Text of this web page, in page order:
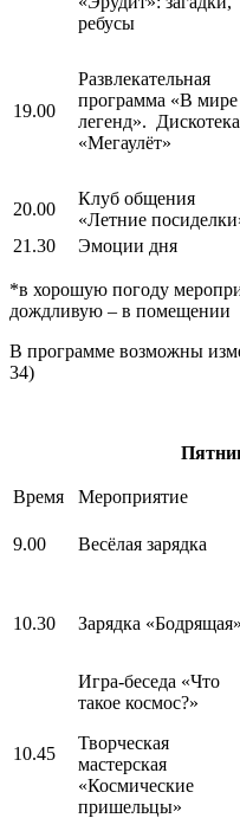
ребусы
19.00
Развлекательная
программа «В мире
легенд». Дискотека
«Мегаулёт»
20.00
Клуб общения
«Летние
21.30
Эмоции дня
*в хорошую погоду
дождливую – в помещении
В программе возможны
34)
Время Мероприятие
9.00 Весёлая зарядка
10.30 Зарядка «Бодрящая»
10.45
Игра-беседа «Что
такое космос?»
Творческая
мастерская
«Космические
пришельцы»